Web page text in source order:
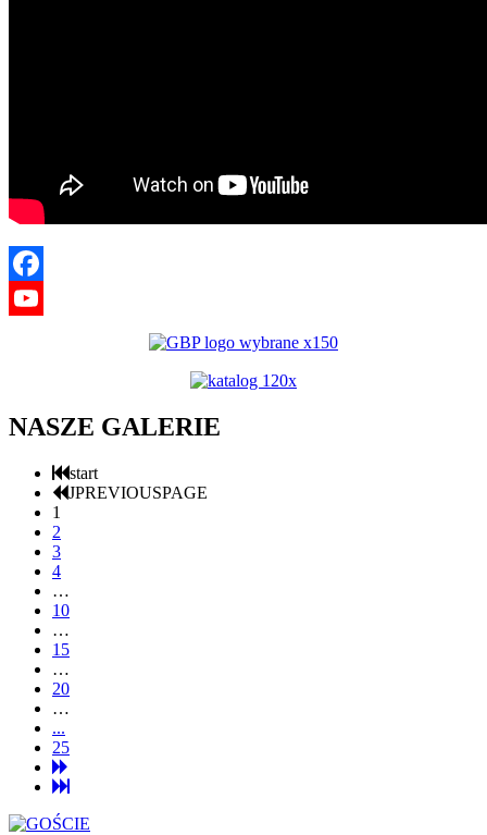
Facebook
NASZE GALERIE
start
JPREVIOUSPAGE
1
2
3
4
…
10
…
15
…
20
…
...
25